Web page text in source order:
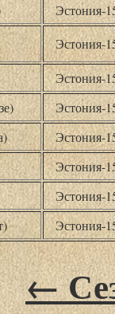
Эстония-
Эстония-
Эстония-
Эстония-
Эстония-
Эстония-
Эстония-
Эстония-
←